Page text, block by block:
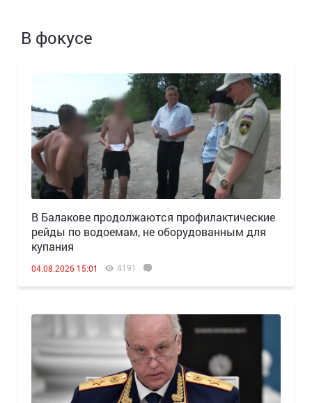
В фокусе
В Балакове продолжаются профилактические
рейды по водоемам, не оборудованным для
купания
04.08.2026 15:01 4191